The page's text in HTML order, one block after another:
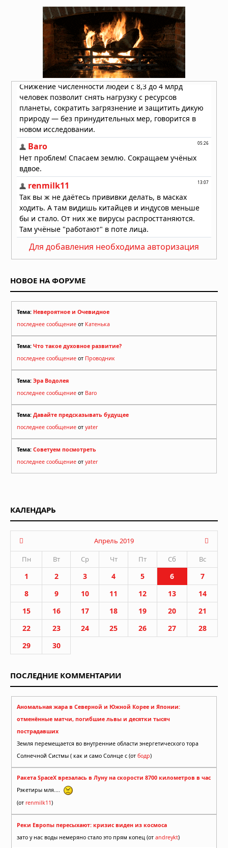
На Таманском полуострове найдены
останки древних слонов — предков
мамонтов
Вчера в 09:00
Учёные предложили сократить
население Земли до 4 миллиардов к
2200 году
Вчера в 07:48
Для добавления необходима авторизация
НОВОЕ НА ФОРУМЕ
Тема: Невероятное и Очевидное
последнее сообщение от Катенька
Тема: Что такое духовное развитие?
последнее сообщение от Проводник
Тема: Эра Водолея
последнее сообщение от Baro
Тема: Давайте предсказывать будущее
последнее сообщение от yater
Тема: Советуем посмотреть
последнее сообщение от yater
КАЛЕНДАРЬ
Апрель 2019
Пн
Вт Ср Чт Пт Сб Вс
1 2 3 4 5 6
7
8
9 10 11 12 13
14
15
16 17 18 19 20
21
22
23 24 25 26 27
28
29
30
ПОСЛЕДНИЕ КОММЕНТАРИИ
Аномальная жара в Северной и Южной Корее и Японии:
отменённые матчи, погибшие львы и десятки тысяч
пострадавших
Земля перемещается во внутренние области энергетического тора
Солнечной Систмы ( как и само Солнце с (от бодр)
Ракета SpaceX врезалась в Луну на скорости 8700 километров в час
Рэкетиры мля....
(от renmilk11)
Реки Европы пересыхают: кризис виден из космоса
зато у нас воды немеряно стало это прям копец (от andreykt)